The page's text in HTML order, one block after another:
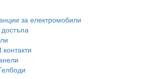
за електромобили